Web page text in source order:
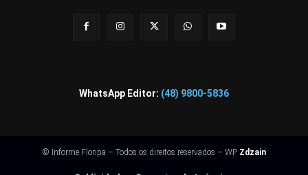
WhatsApp Editor: (48) 9800-5836
© Informe Floripa – Todos os direitos reservados – WP Zdzain